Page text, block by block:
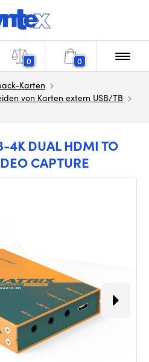
0 0
Karten
von Karten extern USB/TB
4K DUAL HDMI TO
CAPTURE